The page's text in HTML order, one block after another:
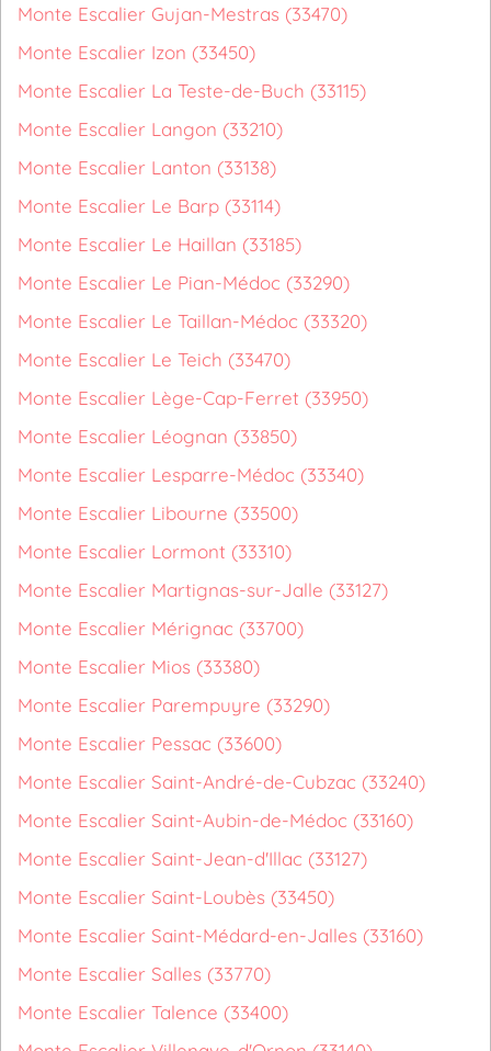
Monte Escalier Gujan-Mestras (33470)
Monte Escalier Izon (33450)
Monte Escalier La Teste-de-Buch (33115)
Monte Escalier Langon (33210)
Monte Escalier Lanton (33138)
Monte Escalier Le Barp (33114)
Monte Escalier Le Haillan (33185)
Monte Escalier Le Pian-Médoc (33290)
Monte Escalier Le Taillan-Médoc (33320)
Monte Escalier Le Teich (33470)
Monte Escalier Lège-Cap-Ferret (33950)
Monte Escalier Léognan (33850)
Monte Escalier Lesparre-Médoc (33340)
Monte Escalier Libourne (33500)
Monte Escalier Lormont (33310)
Monte Escalier Martignas-sur-Jalle (33127)
Monte Escalier Mérignac (33700)
Monte Escalier Mios (33380)
Monte Escalier Parempuyre (33290)
Monte Escalier Pessac (33600)
Monte Escalier Saint-André-de-Cubzac (33240)
Monte Escalier Saint-Aubin-de-Médoc (33160)
Monte Escalier Saint-Jean-d'Illac (33127)
Monte Escalier Saint-Loubès (33450)
Monte Escalier Saint-Médard-en-Jalles (33160)
Monte Escalier Salles (33770)
Monte Escalier Talence (33400)